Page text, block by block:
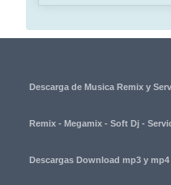
Descarga de Musica Remix y
Remix - Megamix - Soft Dj -
Descargas Download mp3 y